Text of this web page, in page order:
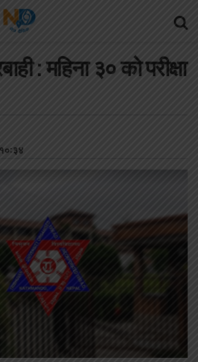
: महिना ३० को परीक्षा